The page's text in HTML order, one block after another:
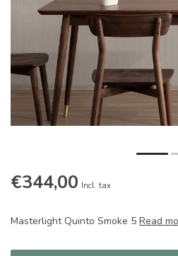
€344,00 Incl. tax
Masterlight Quinto Smoke 5 Read